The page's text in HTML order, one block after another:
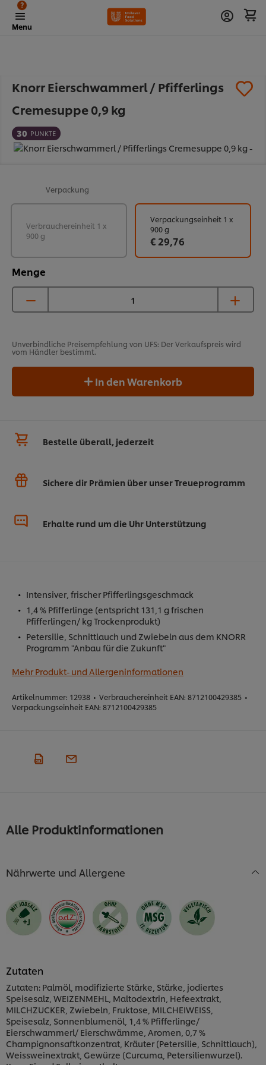
Menu
?
Knorr Eierschwammerl / Pfifferlings
Cremesuppe 0,9 kg
30 PUNKTE
Verpackung
Menge
Verbrauchereinheit 1 x
900 g
Verpackungseinheit 1 x
900 g
€ 29,76
Unverbindliche Preisempfehlung von UFS: Der Verkaufspreis wird
vom Händler bestimmt.
In den Warenkorb
Bestelle überall, jederzeit
Sichere dir Prämien über unser Treueprogramm
Erhalte rund um die Uhr Unterstützung
Intensiver, frischer Pfifferlingsgeschmack
1,4 % Pfifferlinge (entspricht 131,1 g frischen
Pfifferlingen/ kg Trockenprodukt)
Petersilie, Schnittlauch und Zwiebeln aus dem KNORR
Programm "Anbau für die Zukunft"
Mehr Produkt- und Allergeninformationen
Artikelnummer: 12938 • Verbrauchereinheit EAN: 8712100429385 •
Verpackungseinheit EAN: 8712100429385
Alle Produktinformationen
Nährwerte und Allergene
Zutaten
Zutaten: Palmöl, modifizierte Stärke, Stärke, jodiertes
Speisesalz, WEIZENMEHL, Maltodextrin, Hefeextrakt,
MILCHZUCKER, Zwiebeln, Fruktose, MILCHEIWEISS,
Speisesalz, Sonnenblumenöl, 1,4 % Pfifferlinge/
Eierschwammerl/ Eierschwämme, Aromen, 0,7 %
Champignonsaftkonzentrat, Kräuter (Petersilie, Schnittlauch),
Weissweinextrakt, Gewürze (Curcuma, Petersilienwurzel).